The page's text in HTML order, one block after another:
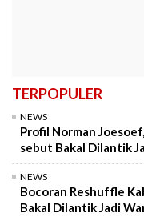
TERPOPULER
NEWS
Profil Norman
sebut Bakal Dilantik
NEWS
Bocoran Reshuffle
Bakal Dilantik Jadi